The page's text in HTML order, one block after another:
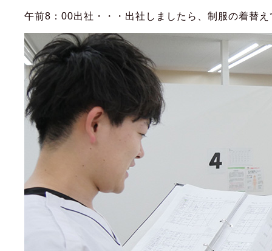
午前8：00出社・・・出社しましたら、制服の着替